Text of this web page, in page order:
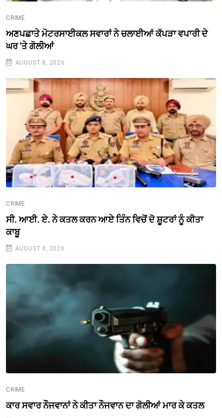
CRIME
ਅਣਪਛਾਤੇ ਮੋਟਰਸਾਈਕਲ ਸਵਾਰਾਂ ਨੇ ਚਲਾਈਆਂ ਕੱਪੜਾ ਵਪਾਰੀ ਦੇ
ਘਰ 'ਤੇ ਗੋਲੀਆਂ
AUGUST 8, 2026
CRIME
ਸੀ. ਆਈ. ਏ. ਨੇ ਕਤਲ ਕਰਨ ਆਏ ਤਿੰਨ ਵਿਚੋਂ ਦੋ ਸ਼ੂਟਰਾਂ ਨੂੰ ਕੀਤਾ
ਕਾਬੂ
AUGUST 8, 2026
CRIME
ਕਾਰ ਸਵਾਰ ਨੌਜਵਾਨਾਂ ਨੇ ਕੀਤਾ ਨੌਜਵਾਨ ਦਾ ਗੋਲੀਆਂ ਮਾਰ ਕੇ ਕਤਲ